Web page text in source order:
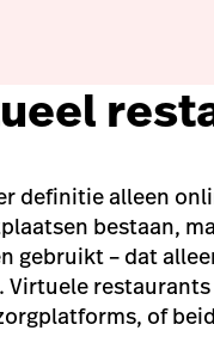
definitie alleen
bestaan,
gebruikt – dat
of